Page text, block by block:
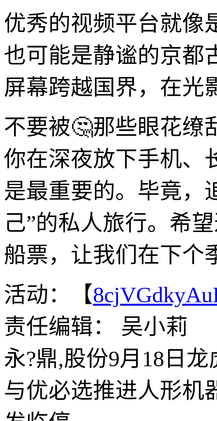
优秀的视频平台就像
也可能是静谧的京都
屏幕跨越国界，在光
不要被🤔那些眼花缭
你在深夜放下手机、
是最重要的。毕竟，
己”的私人旅行。希
船票，让我们在下个
活动：【
责任编辑： 吴小莉
永?鼎,股份9月18日
与优必选推进人形机